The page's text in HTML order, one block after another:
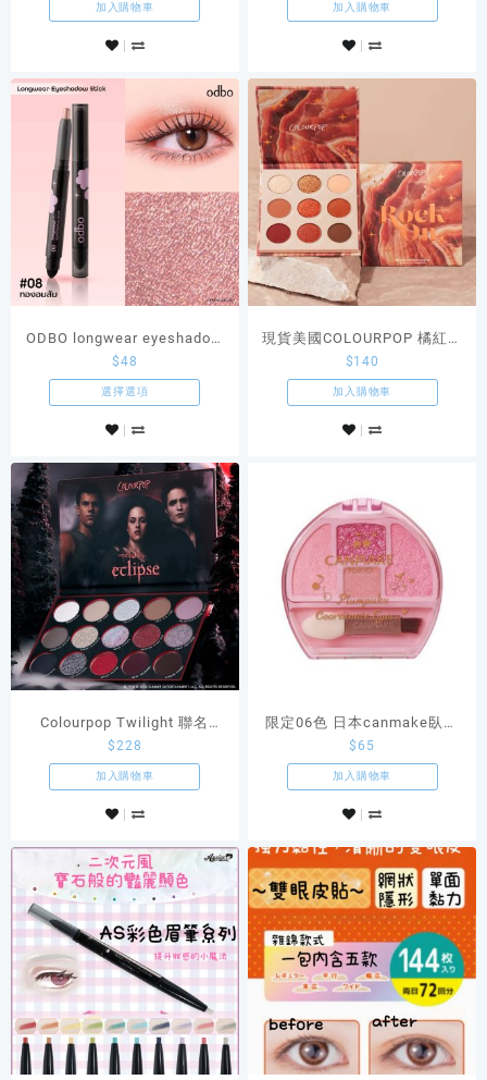
加入購物車 加入購物車
ODBO longwear eyeshadow
stick長效眼影棒
$48
選擇選項
現貨美國COLOURPOP 橘紅色
調眼影盤 Rock On
$140
加入購物車
Colourpop Twilight 聯名
Eclipse眼影盤
$228
加入購物車
限定06色 日本canmake臥蠶
盤
$65
加入購物車